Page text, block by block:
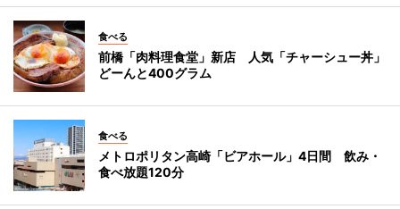
食べる
前橋「肉料理食堂」新店 人気「チャーシュー丼」
どーんと400グラム
食べる
メトロポリタン高崎「ビアホール」4日間 飲み・
食べ放題120分